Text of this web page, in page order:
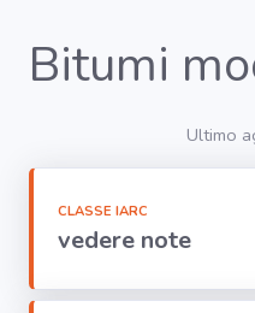
Agenti
Lavorazioni
Bitumi
Ultimo
CLASSE IARC
vedere note